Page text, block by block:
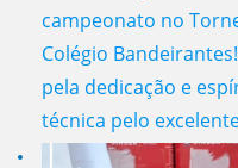
campeonato no
Colégio
pela dedicação e
técnica pelo